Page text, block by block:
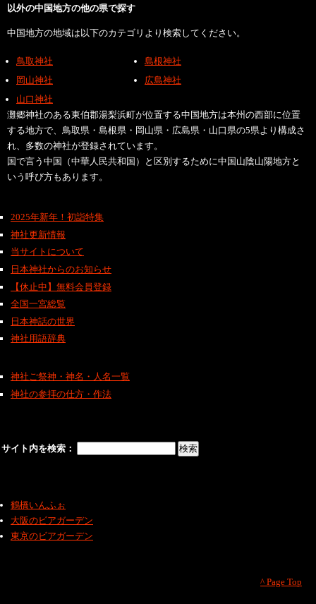
以外の中国地方の他の県で探す
中国地方の地域は以下のカテゴリより検索してください。
鳥取神社
島根神社
岡山神社
広島神社
山口神社
灘郷神社のある東伯郡湯梨浜町が位置する中国地方は本州の西部に位置
する地方で、鳥取県・島根県・岡山県・広島県・山口県の5県より構成さ
れ、多数の神社が登録されています。
国で言う中国（中華人民共和国）と区別するために中国山陰山陽地方と
いう呼び方もあります。
2025年新年！初詣特集
神社更新情報
当サイトについて
日本神社からのお知らせ
【休止中】無料会員登録
全国一宮総覧
日本神話の世界
神社用語辞典
神社ご祭神・神名・人名一覧
神社の参拝の仕方・作法
サイト内を検索：
鶴橋いんふぉ
大阪のビアガーデン
東京のビアガーデン
^ Page Top